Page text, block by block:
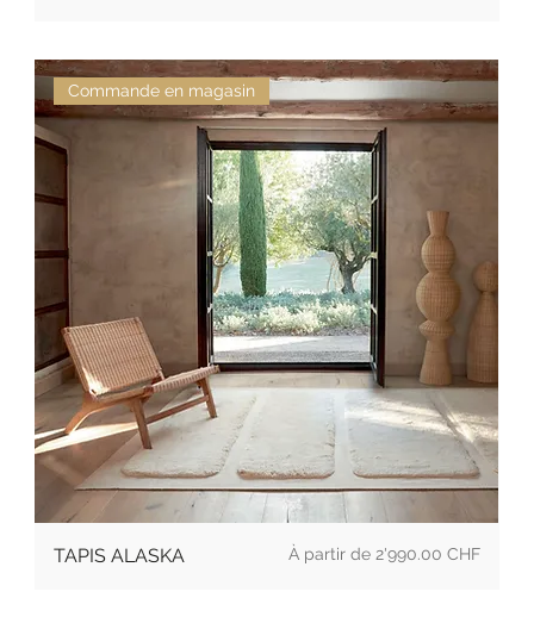
Commande en magasin
TAPIS ALASKA Prix 2'990.00 CHF